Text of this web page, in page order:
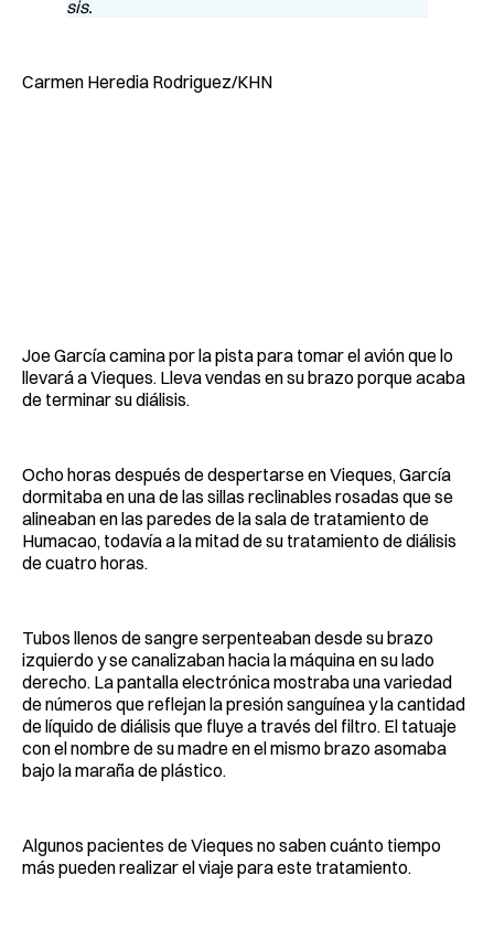
Carmen Heredia Rodriguez/KHN
Joe García camina por la pista para tomar el avión que lo
llevará a Vieques. Lleva vendas en su brazo porque acaba
de terminar su diálisis.
Ocho horas después de despertarse en Vieques, García
dormitaba en una de las sillas reclinables rosadas que se
alineaban en las paredes de la sala de tratamiento de
Humacao, todavía a la mitad de su tratamiento de diálisis
de cuatro horas.
Tubos llenos de sangre serpenteaban desde su brazo
izquierdo y se canalizaban hacia la máquina en su lado
derecho. La pantalla electrónica mostraba una variedad
de números que reflejan la presión sanguínea y la cantidad
de líquido de diálisis que fluye a través del filtro. El tatuaje
con el nombre de su madre en el mismo brazo asomaba
bajo la maraña de plástico.
Algunos pacientes de Vieques no saben cuánto tiempo
más pueden realizar el viaje para este tratamiento.